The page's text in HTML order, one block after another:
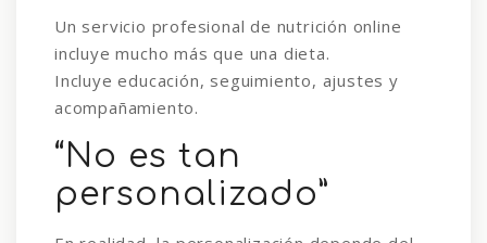
Un servicio profesional de nutrición online
incluye mucho más que una dieta.
Incluye educación, seguimiento, ajustes y
acompañamiento.
“No es tan
personalizado”